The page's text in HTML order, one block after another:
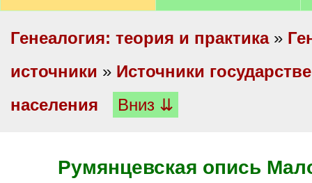
Генеалогия: теория и практика»
источники » Источники
населения
Вниз ⇊
Румянцевская опись